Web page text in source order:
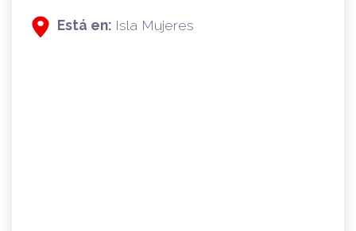
Está en: Isla Mujeres